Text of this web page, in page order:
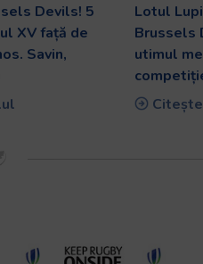
Devils! 5
XV față de
Savin,
Lotul
Brussels
utimul